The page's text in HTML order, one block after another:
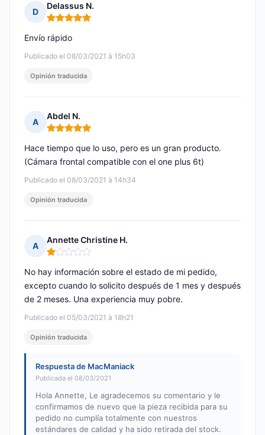
D
Delassus N.
Nota: 5 de 5
Publicado el 08/03/2021 à 15h03
Envío rápido
Opinión traducida
A
Abdel N.
Nota: 5 de 5
Publicado el 08/03/2021 à 14h34
Hace tiempo que lo uso, pero es un gran producto.
(Cámara frontal compatible con el one plus 6t)
Opinión traducida
A
Annette Christine H.
Nota: 1 de 5
Publicado el 05/03/2021 à 18h21
No hay información sobre el estado de mi pedido,
excepto cuando lo solicito después de 1 mes y después
de 2 meses. Una experiencia muy pobre.
Opinión traducida
Respuesta de MacManiack
Publicada el 08/03/2021
Hola Annette, Le agradecemos su comentario y le
confirmamos de nuevo que la pieza recibida para su
pedido no cumplía totalmente con nuestros
estándares de calidad y ha sido retirada del stock.